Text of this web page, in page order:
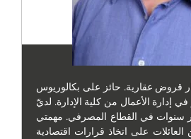
قروض عقارية. حائز على بكالوريوس
إدارة الأعمال من كلية الإدارة. لديّ
سنوات في القطاع المصرفي. مهمتي
على اتخاذ قرارات اقتصادية